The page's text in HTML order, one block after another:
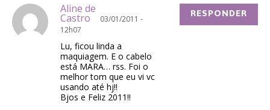
Aline de
Castro
03/01/2011 -
12h07
Lu, ficou linda a
maquiagem. E o cabelo
está MARA… rss. Foi o
melhor tom que eu vi vc
usando até hj!!
Bjos e Feliz 2011!!
RESPONDER